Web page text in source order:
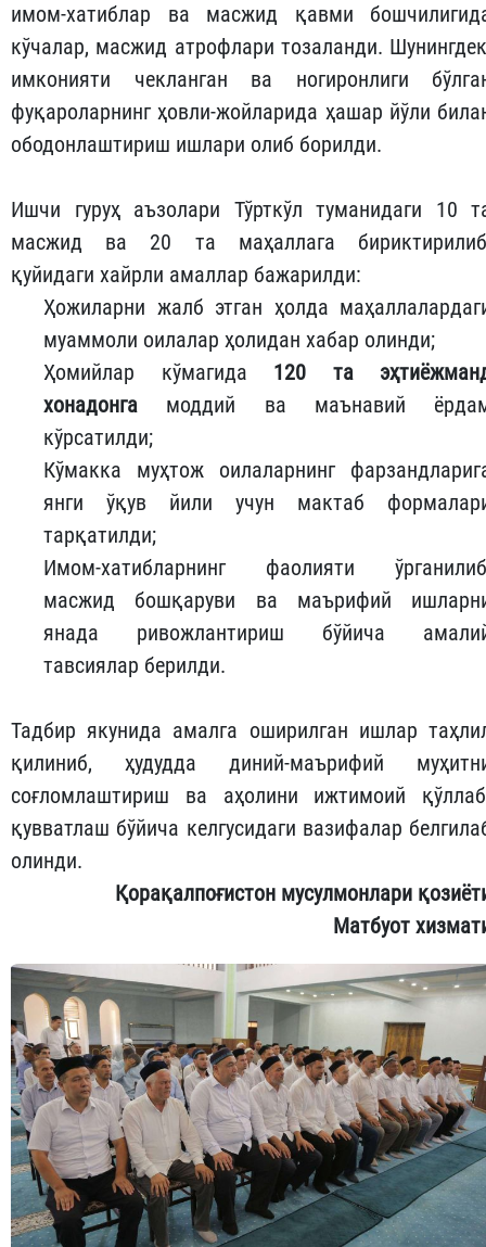
имом-хатиблар ва масжид қавми
кўчалар, масжид атрофлари тозаланди.
имконияти чекланган ва ногиронлиги
фуқароларнинг ҳовли-жойларида ҳашар йўли
ободонлаштириш ишлари олиб борилди.
Ишчи гуруҳ аъзолари Тўрткўл туманидаги 10
масжид ва 20 та маҳаллага
қуйидаги хайрли амаллар бажарилди:
Ҳожиларни жалб этган ҳолда
муаммоли оилалар ҳолидан хабар олинди;
Ҳомийлар кўмагида 120 та
хонадонга моддий ва маънавий
кўрсатилди;
Кўмакка муҳтож оилаларнинг
янги ўқув йили учун мактаб
тарқатилди;
Имом-хатибларнинг фаолияти
масжид бошқаруви ва маърифий
янада ривожлантириш бўйича
тавсиялар берилди.
Тадбир якунида амалга оширилган ишлар
қилиниб, ҳудудда диний-маърифий
соғломлаштириш ва аҳолини ижтимоий
қувватлаш бўйича келгусидаги вазифалар
олинди.
Қорақалпоғистон мусулмонлари
Матбуот